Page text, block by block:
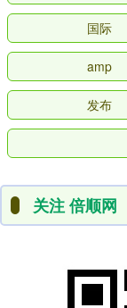
国际
amp
发布
关注 倍顺网